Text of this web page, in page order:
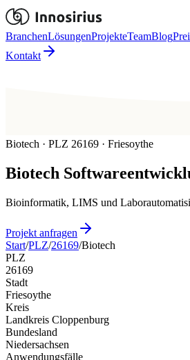
BranchenLösungenProjekteTeamBlog
Kontakt
Biotech · PLZ 26169 · Friesoythe
Biotech
Bioinformatik, LIMS und
Projekt anfragen
Start/PLZ/26169/Biotech
PLZ
26169
Stadt
Friesoythe
Kreis
Landkreis Cloppenburg
Bundesland
Niedersachsen
Anwendungsfälle